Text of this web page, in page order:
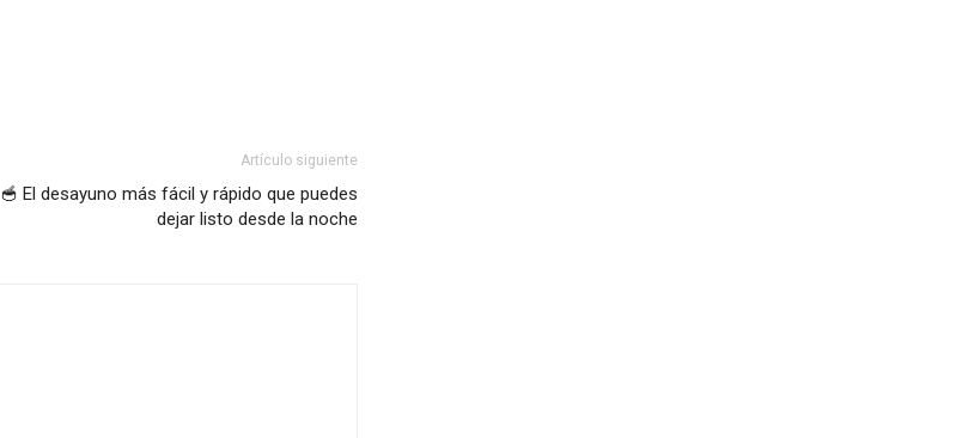
Artículo siguiente
🥣 El desayuno más fácil y rápido que puedes
dejar listo desde la noche